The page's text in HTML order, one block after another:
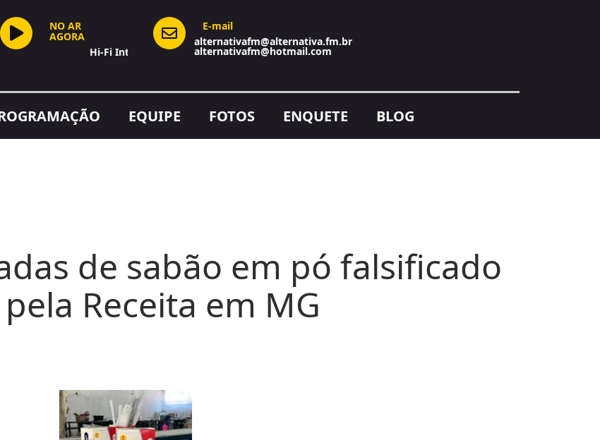
NO AR
AGORA
Hi-Fi Internet Stream
E-mail
alternativafm@alternativa.fm.br
alternativafm@hotmail.com
EQUIPE FOTOS ENQUETE BLOG
de sabão em pó falsificado
Receita em MG